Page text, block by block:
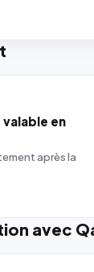
en
après la
avec